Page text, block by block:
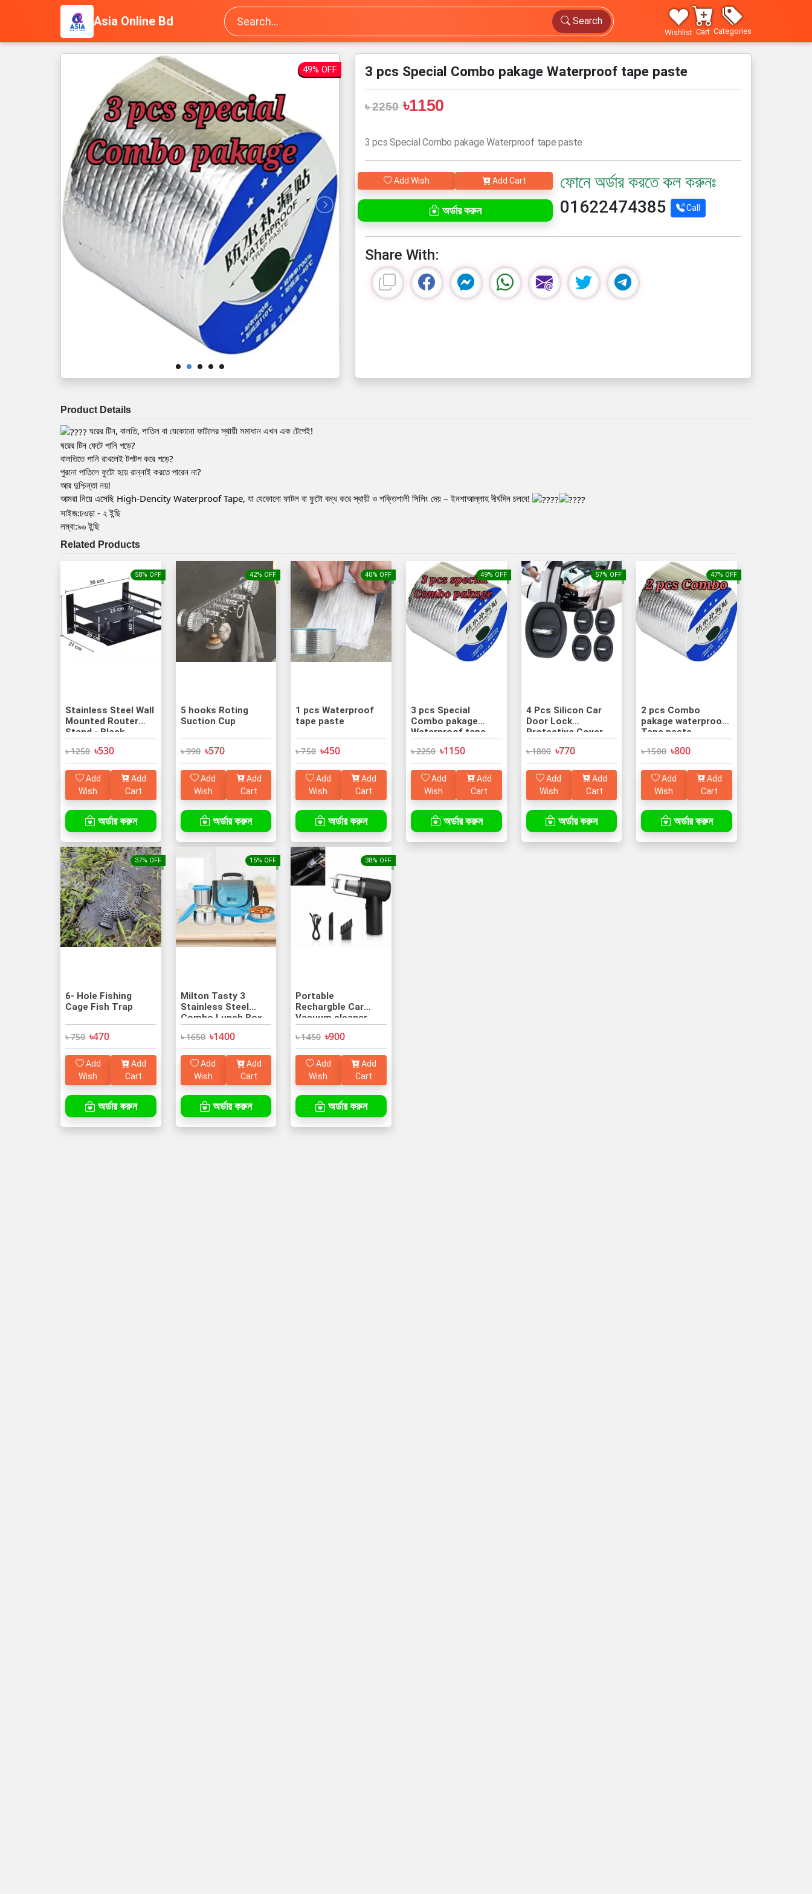
Asia Online Bd Search
Wishlist Cart Categories
49% OFF 3 pcs Special Combo pakage Waterproof tape paste
৳ 2250 ৳1150
3 pcs Special Combo pakage Waterproof tape paste
Add Wish Add Cart
অর্ডার করুন
ফোনে অর্ডার করতে কল করুনঃ
01622474385
Call
Share With:
Product Details
ঘরের টিন, বালতি, পাতিল বা যেকোনো ফাটলের স্থায়ী সমাধান এখন এক টেপেই!
ঘরের টিন ফেটে পানি পড়ে?
বালতিতে পানি রাখলেই টপটপ করে পড়ে?
পুরনো পাতিলে ফুটো হয়ে রান্নাই করতে পারেন না?
আর দুশ্চিন্তা নয়!
আমরা নিয়ে এসেছি High-Dencity Waterproof Tape, যা যেকোনো ফাটল বা ফুটো বন্ধ করে স্থায়ী ও শক্তিশালী সিলিং দেয় – ইনশাআল্লাহ দীর্ঘদিন চলবে!
সাইজ:চওড়া - ২ ইন্ছি
লম্বা:৯৬ ইন্ছি
Related Products
58% OFF
Stainless Steel Wall
Mounted Router
Stand - Black
৳ 1250 ৳530
Add
Wish
Add
Cart
অর্ডার করুন
42% OFF
5 hooks Roting
Suction Cup
৳ 990 ৳570
Add
Wish
Add
Cart
অর্ডার করুন
40% OFF
1 pcs Waterproof
tape paste
৳ 750 ৳450
Add
Wish
Add
Cart
অর্ডার করুন
49% OFF
3 pcs Special
Combo pakage
Waterproof tape
paste
৳ 2250 ৳1150
Add
Wish
Add
Cart
অর্ডার করুন
57% OFF
4 Pcs Silicon Car
Door Lock
Protective Cover
৳ 1800 ৳770
Add
Wish
Add
Cart
অর্ডার করুন
47% OFF
2 pcs Combo
pakage waterproof
Tape paste
৳ 1500 ৳800
Add
Wish
Add
Cart
অর্ডার করুন
37% OFF
6- Hole Fishing
Cage Fish Trap
৳ 750 ৳470
Add
Wish
Add
Cart
অর্ডার করুন
15% OFF
Milton Tasty 3
Stainless Steel
Combo Lunch Box
with Tumbler
৳ 1650 ৳1400
Add
Wish
Add
Cart
অর্ডার করুন
38% OFF
Portable
Rechargble Car
Vacuum cleaner
৳ 1450 ৳900
Add
Wish
Add
Cart
অর্ডার করুন